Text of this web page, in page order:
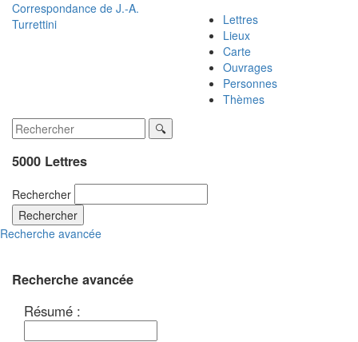
Correspondance de J.-A.
Turrettini
Lettres
Lieux
Carte
Ouvrages
Personnes
Thèmes
5000 Lettres
Rechercher
Rechercher
Recherche avancée
Recherche avancée
Résumé :